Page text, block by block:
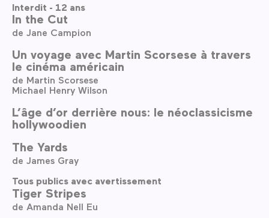
Interdit - 12 ans
In the Cut
de Jane Campion
Un voyage avec Martin Scorsese à travers
le cinéma américain
de Martin Scorsese
Michael Henry Wilson
L’âge d’or derrière nous: le néoclassicisme
hollywoodien
The Yards
de James Gray
Tous publics avec avertissement
Tiger Stripes
de Amanda Nell Eu